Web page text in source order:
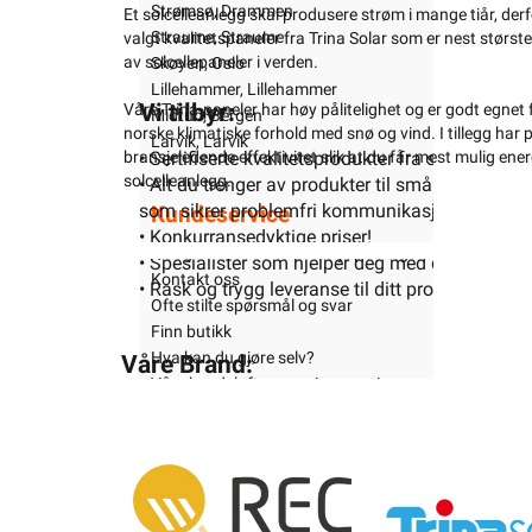
Strømsø, Drammen
Straume, Straume
Skøyen, Oslo
Lillehammer, Lillehammer
Midtun, Bergen
Larvik, Larvik
Kundeservice
Kontakt oss
Ofte stilte spørsmål og svar
Finn butikk
Hva kan du gjøre selv?
Våre kundeløfter og prisgaranti
Rom / Tema
Hyttetorget
Vi tilbyr:
• Sertifiserte kvalitetsprodukter fra seriøse
• Alt du trenger av produkter til små og store
som sikrer problemfri kommunikasjon for
• Konkurransedyktige priser!
• Spesialister som hjelper deg med dine sol-
• Rask og trygg leveranse til ditt prosjekt fra
valgt kvalitetspaneler fra Trina Solar som er nest
av solcellepaneler i verden.
Et solcelleanlegg skal produsere strøm i mange tiår,
valgt kvalitetspaneler fra Trina Solar som er nest
av solcellepaneler i verden.
Våre Trina-paneler har høy pålitelighet og er godt
norske klimatiske forhold med snø og vind. I tillegg har
bransjeledende effektivitet slik at du får mest mulig
solcelleanlegg.
Våre Brand: